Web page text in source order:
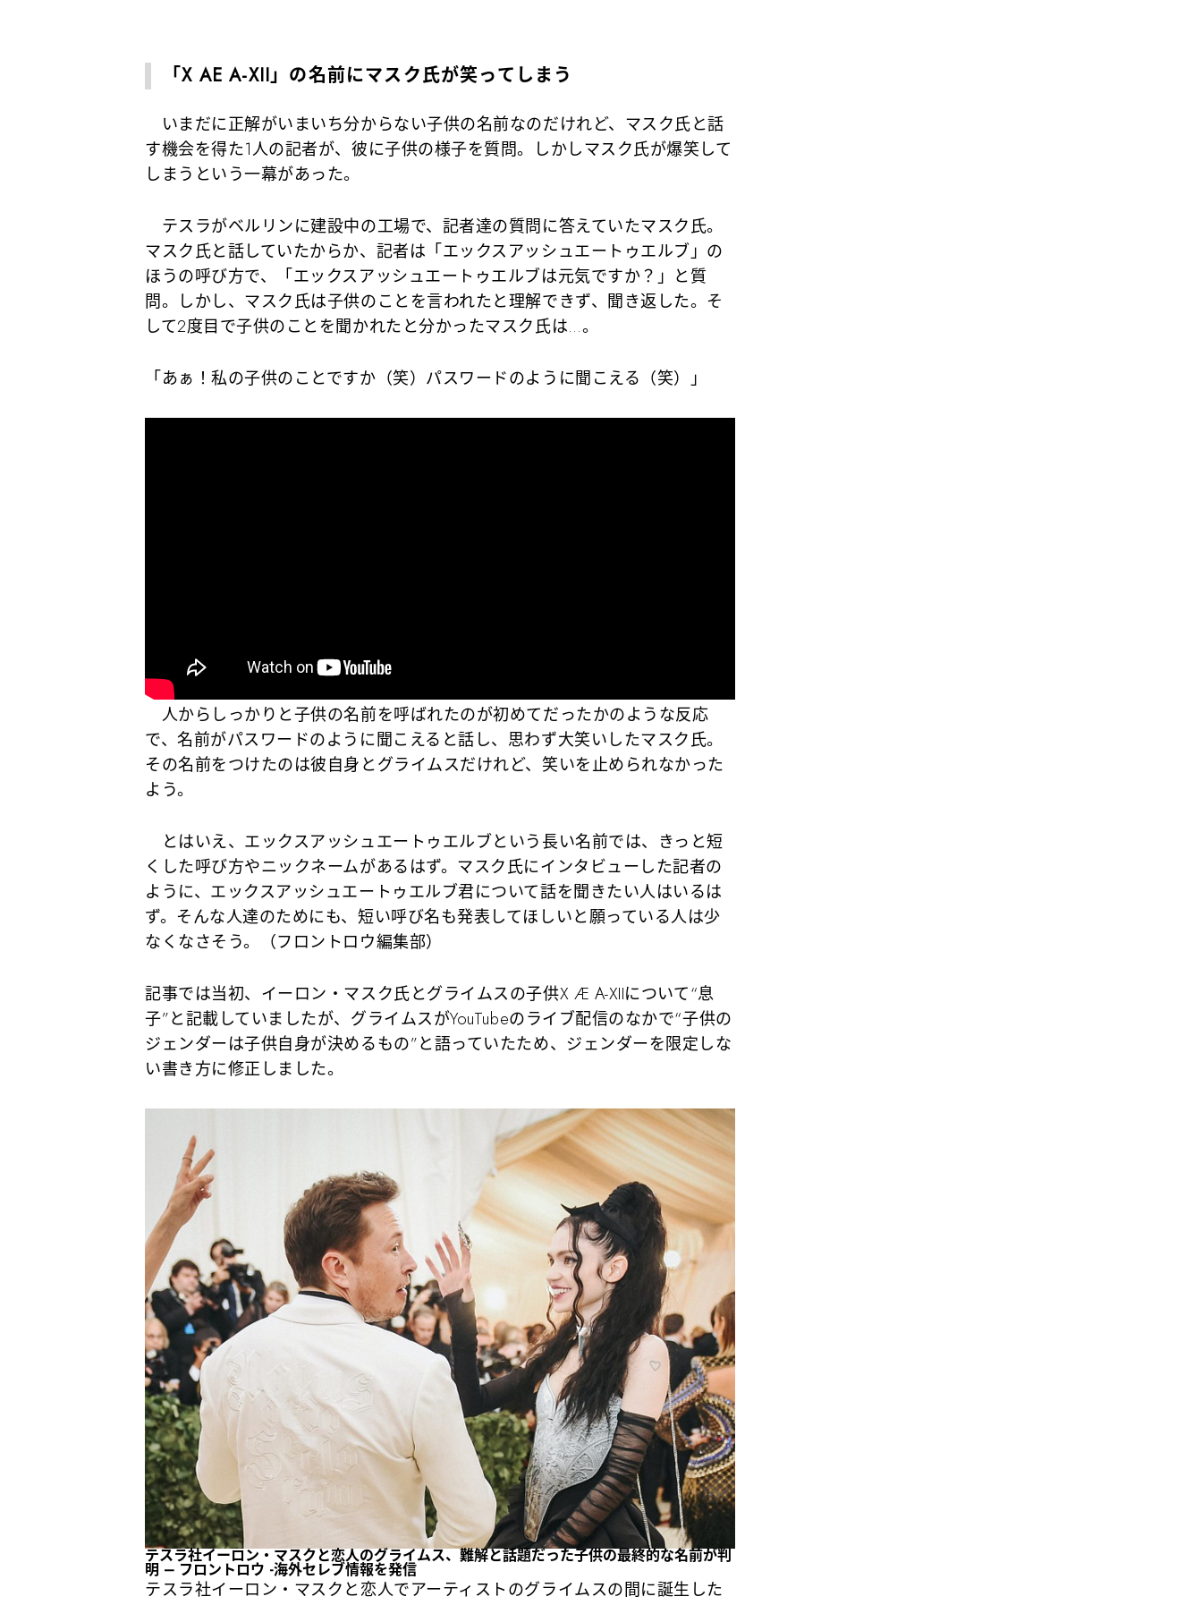
「X AE A-XII」の名前にマスク氏が笑ってしまう
いまだに正解がいまいち分からない子供の名前なのだけれど、マスク氏と話
す機会を得た1人の記者が、彼に子供の様子を質問。しかしマスク氏が爆笑して
しまうという一幕があった。
テスラがベルリンに建設中の工場で、記者達の質問に答えていたマスク氏。
マスク氏と話していたからか、記者は「エックスアッシュエートゥエルブ」の
ほうの呼び方で、「エックスアッシュエートゥエルブは元気ですか？」と質
問。しかし、マスク氏は子供のことを言われたと理解できず、聞き返した。そ
して2度目で子供のことを聞かれたと分かったマスク氏は…。
「あぁ！私の子供のことですか（笑）パスワードのように聞こえる（笑）」
人からしっかりと子供の名前を呼ばれたのが初めてだったかのような反応
で、名前がパスワードのように聞こえると話し、思わず大笑いしたマスク氏。
その名前をつけたのは彼自身とグライムスだけれど、笑いを止められなかった
よう。
とはいえ、エックスアッシュエートゥエルブという長い名前では、きっと短
くした呼び方やニックネームがあるはず。マスク氏にインタビューした記者の
ように、エックスアッシュエートゥエルブ君について話を聞きたい人はいるは
ず。そんな人達のためにも、短い呼び名も発表してほしいと願っている人は少
なくなさそう。（フロントロウ編集部）
記事では当初、イーロン・マスク氏とグライムスの子供X Æ A-XIIについて“息
子”と記載していましたが、グライムスがYouTubeのライブ配信のなかで“子供の
ジェンダーは子供自身が決めるもの”と語っていたため、ジェンダーを限定しな
い書き方に修正しました。
テスラ社イーロン・マスクと恋人のグライムス、難解と話題だった子供の最終的な名前が判
明 – フロントロウ -海外セレブ情報を発信
テスラ社イーロン・マスクと恋人でアーティストのグライムスの間に誕生した